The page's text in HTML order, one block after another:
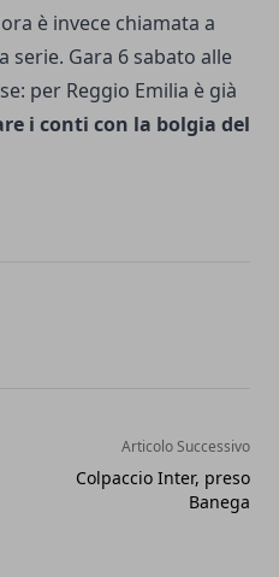
è invece chiamata a
Gara 6 sabato alle
per Reggio Emilia è già
i conti con la bolgia del
Articolo Successivo
Colpaccio Inter, preso
Banega